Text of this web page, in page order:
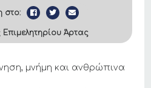
στο:
Επιμελητηρίου Άρτας
μνήμη και ανθρώπινα